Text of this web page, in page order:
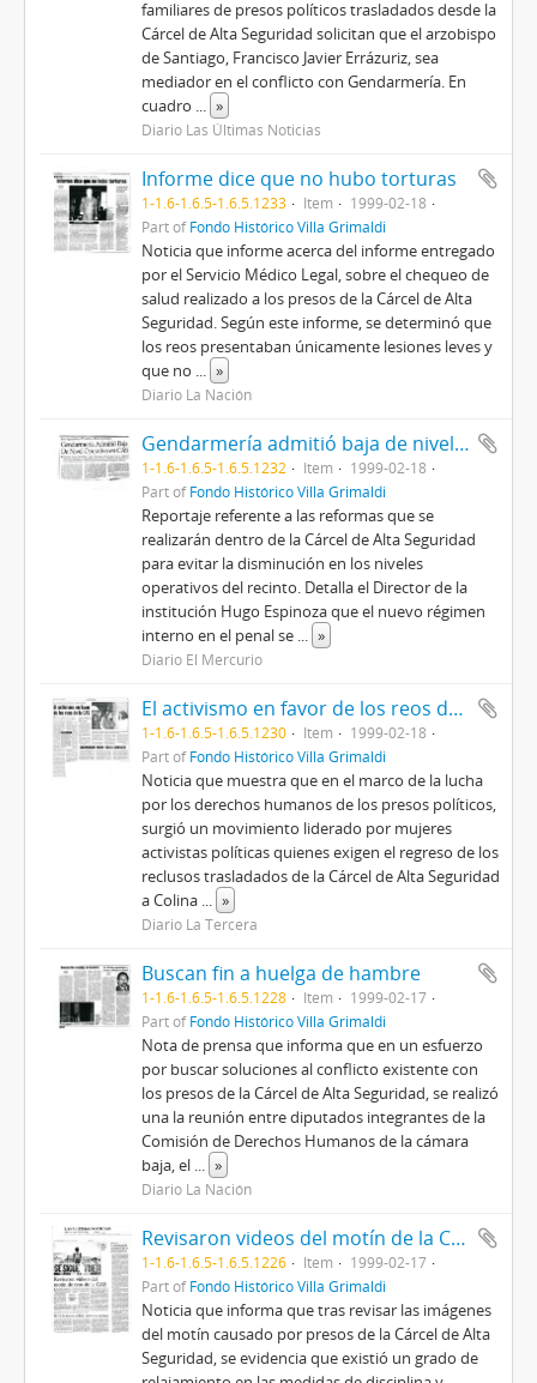
familiares de presos políticos trasladados desde la
Cárcel de Alta Seguridad solicitan que el arzobispo
de Santiago, Francisco Javier Errázuriz, sea
mediador en el conflicto con Gendarmería. En
cuadro ... »
Diario Las Últimas Noticias
Informe dice que no hubo torturas
1-1.6-1.6.5-1.6.5.1233 Item
1999-02-18
Part ofFondo Histórico Villa Grimaldi
Noticia que informe acerca del informe entregado
por el Servicio Médico Legal, sobre el chequeo de
salud realizado a los presos de la Cárcel de Alta
Seguridad. Según este informe, se determinó que
los reos presentaban únicamente lesiones leves y
que no ... »
Diario La Nación
Gendarmería admitió baja de nivel operativo en CAS
1-1.6-1.6.5-1.6.5.1232 Item
1999-02-18
Part ofFondo Histórico Villa Grimaldi
Reportaje referente a las reformas que se
realizarán dentro de la Cárcel de Alta Seguridad
para evitar la disminución en los niveles
operativos del recinto. Detalla el Director de la
institución Hugo Espinoza que el nuevo régimen
interno en el penal se ... »
Diario El Mercurio
El activismo en favor de los reos de la CAS
1-1.6-1.6.5-1.6.5.1230 Item
1999-02-18
Part ofFondo Histórico Villa Grimaldi
Noticia que muestra que en el marco de la lucha
por los derechos humanos de los presos políticos,
surgió un movimiento liderado por mujeres
activistas políticas quienes exigen el regreso de los
reclusos trasladados de la Cárcel de Alta Seguridad
a Colina ... »
Diario La Tercera
Buscan fin a huelga de hambre
1-1.6-1.6.5-1.6.5.1228 Item
1999-02-17
Part ofFondo Histórico Villa Grimaldi
Nota de prensa que informa que en un esfuerzo
por buscar soluciones al conflicto existente con
los presos de la Cárcel de Alta Seguridad, se realizó
una la reunión entre diputados integrantes de la
Comisión de Derechos Humanos de la cámara
baja, el ... »
Diario La Nación
Revisaron videos del motín de la CAS
1-1.6-1.6.5-1.6.5.1226 Item
1999-02-17
Part ofFondo Histórico Villa Grimaldi
Noticia que informa que tras revisar las imágenes
del motín causado por presos de la Cárcel de Alta
Seguridad, se evidencia que existió un grado de